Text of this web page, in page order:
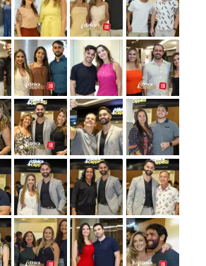
&nbsp; &nbsp; &nbsp;
&nbsp; &nbsp; &nbsp;
&nbsp; &nbsp; &nbsp;
&nbsp; &nbsp; &nbsp;